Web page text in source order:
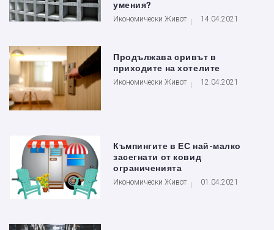
умения?
Икономически Живот 14.04.2021
Продължава сривът в
приходите на хотелите
Икономически Живот 12.04.2021
Къмпингите в ЕС най-малко
засегнати от ковид
ограниченията
Икономически Живот 01.04.2021